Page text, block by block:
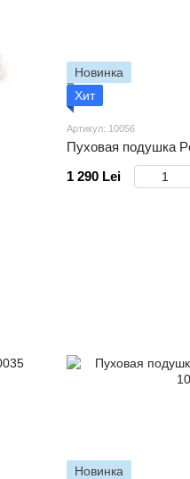
Новинка
Хит
Артикул: 10056
Пуховая подушка
1 290 Lei
Новинка